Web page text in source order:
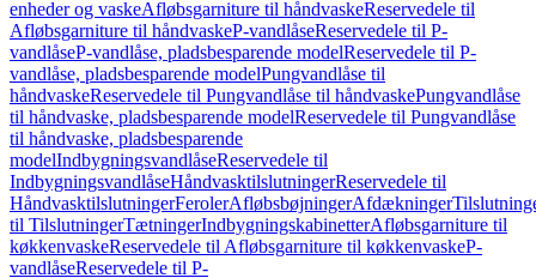
enheder og vaskeAfløbsgarniture til håndvaskeReservedele til
Afløbsgarniture til håndvaskeP-vandlåseReservedele til P-
vandlåseP-vandlåse, pladsbesparende modelReservedele til P-
vandlåse, pladsbesparende modelPungvandlåse til
håndvaskeReservedele til Pungvandlåse til håndvaskePungvandlåse
til håndvaske, pladsbesparende modelReservedele til Pungvandlåse
til håndvaske, pladsbesparende
modelIndbygningsvandlåseReservedele til
IndbygningsvandlåseHåndvasktilslutningerReservedele til
HåndvasktilslutningerFerolerAfløbsbøjningerAfdækninger
til TilslutningerTætningerIndbygningskabinetterAfløbsgarniture til
køkkenvaskeReservedele til Afløbsgarniture til køkkenvaskeP-
vandlåseReservedele til P-